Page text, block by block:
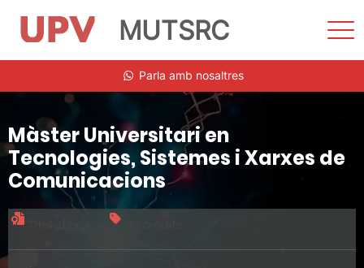
MUTSRC
Parla amb nosaltres
Màster Universitari en
Tecnologies, Sistemes i Xarxes de
Comunicacions